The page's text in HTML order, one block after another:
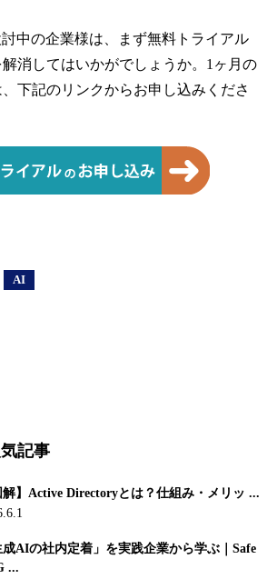
討中の企業様は、まず無料トライアル
消してはいかがでしょうか。1ヶ月の
下記のリンクからお申し込みくださ
AI
記事
解】Active Directoryとは？仕組み・メリッ ...
成AIの社内定着」を実践企業から学ぶ｜Safe
...